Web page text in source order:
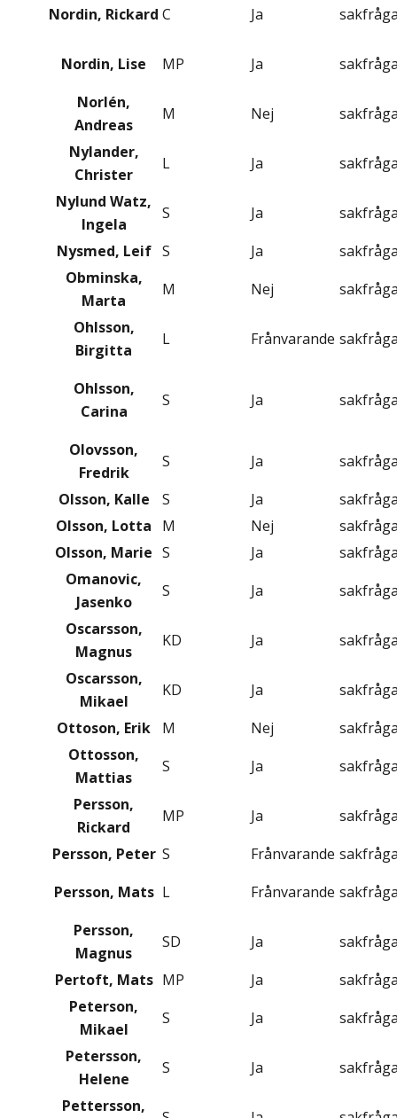
Nordin, Rickard C Ja
Nordin, Lise MP Ja
Norlén,
Andreas
M Nej
Nylander,
Christer
L Ja
Nylund Watz,
Ingela
S Ja
Nysmed, Leif S Ja
Obminska,
Marta
M Nej
Ohlsson,
Birgitta
L Frånvarande
Ohlsson,
Carina
S Ja
Olovsson,
Fredrik
S Ja
Olsson, Kalle
S Ja
Olsson, Lotta
M Nej
Olsson, Marie S Ja
Omanovic,
Jasenko
S Ja
Oscarsson,
Magnus
KD Ja
Oscarsson,
Mikael
KD Ja
Ottoson, Erik
M Nej
Ottosson,
Mattias
S Ja
Persson,
Rickard
MP Ja
Persson, Peter S Frånvarande
Persson, Mats L Frånvarande
Persson,
Magnus
SD Ja
Pertoft, Mats MP Ja
Peterson,
Mikael
S Ja
Petersson,
Helene
S Ja
Pettersson,